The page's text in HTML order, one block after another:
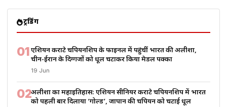
ट्रेंडिंग
01एशियन कराटे चैंपियनशिप के फाइनल में पहुंचीं भारत की अलीशा,
चीन-ईरान के दिग्गजों को धूल चटाकर किया मेडल पक्का
19 Jun
02अलीशा का महाइतिहास: एशियन सीनियर कराटे चैंपियनशिप में भारत
को पहली बार दिलाया ‘गोल्ड’, जापान की चैंपियन को चटाई धूल